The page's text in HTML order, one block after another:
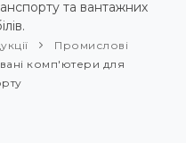
та вантажних
Промислові
комп'ютери для